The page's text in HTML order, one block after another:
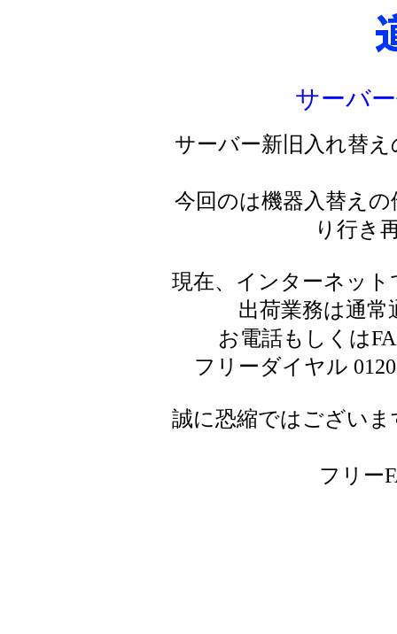
サーバ
サーバー新旧入れ替
今回のは機器入替え
り行き
現在、インターネッ
出荷業務は通
お電話もしくは
フリーダイヤル
誠に恐縮ではござい
フリー